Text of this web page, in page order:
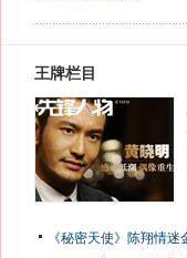
王牌栏目
《秘密天使》陈翔情